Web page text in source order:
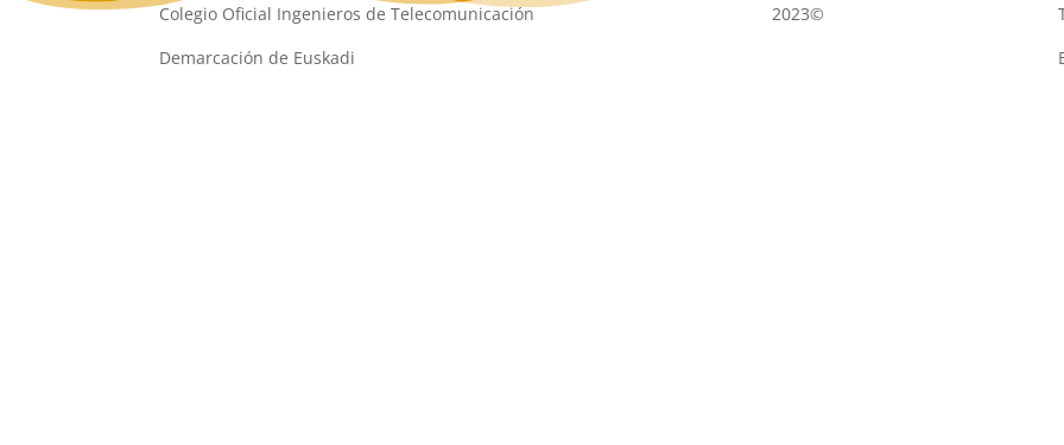
Colegio Oficial Ingenieros de Telecomunicación
Demarcación de Euskadi
2023©